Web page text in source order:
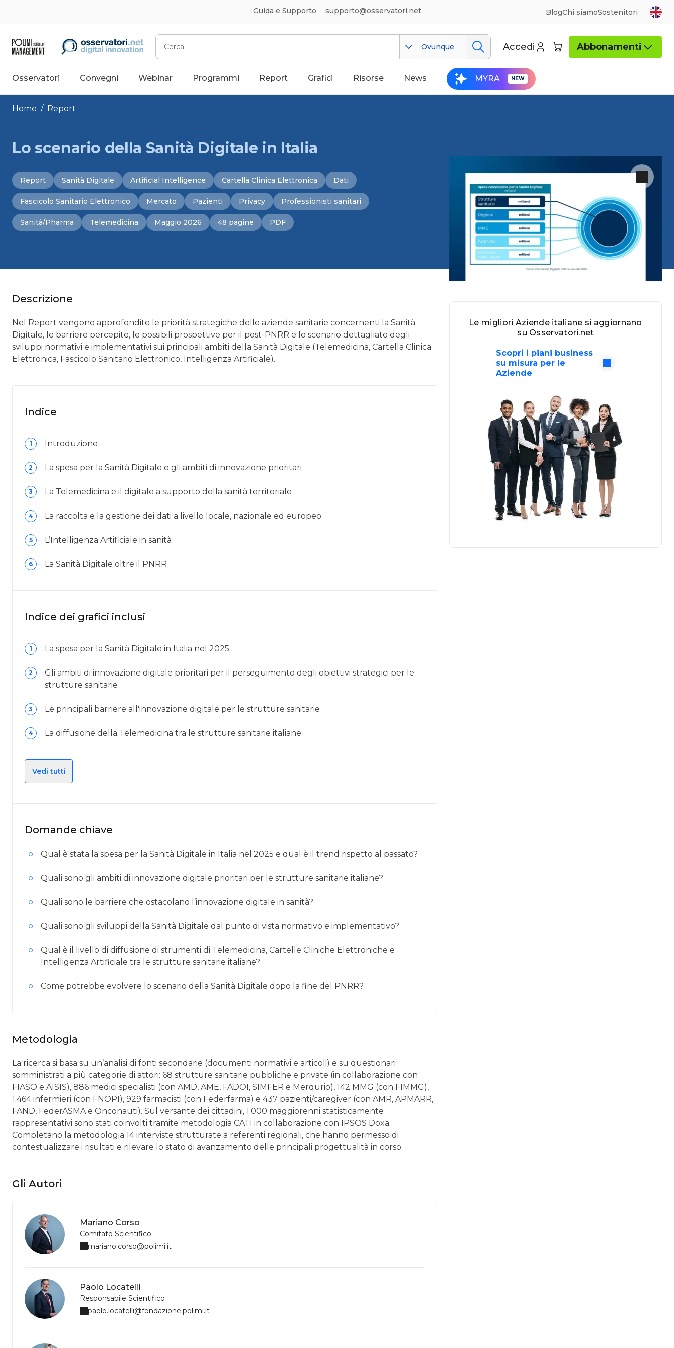
Guida e Supporto supporto@osservatori.net BlogChi siamoSostenitori
Cerca
Ovunque Accedi Abbonamenti
Osservatori Convegni Webinar Programmi Report Grafici Risorse News MYRA
Home / Report
Lo scenario della Sanità Digitale in Italia
Report Sanità Digitale Artificial Intelligence Cartella Clinica Elettronica Dati
Fascicolo Sanitario Elettronico Mercato Pazienti Privacy Professionisti sanitari
Sanità/Pharma Telemedicina Maggio 2026 48 pagine PDF
Descrizione
Nel Report vengono approfondite le priorità strategiche delle aziende sanitarie concernenti la Sanità
Digitale, le barriere percepite, le possibili prospettive per il post-PNRR e lo scenario dettagliato degli
sviluppi normativi e implementativi sui principali ambiti della Sanità Digitale (Telemedicina, Cartella Clinica
Elettronica, Fascicolo Sanitario Elettronico, Intelligenza Artificiale).
Indice
1 Introduzione
2 La spesa per la Sanità Digitale e gli ambiti di innovazione prioritari
3 La Telemedicina e il digitale a supporto della sanità territoriale
4 La raccolta e la gestione dei dati a livello locale, nazionale ed europeo
5 L’Intelligenza Artificiale in sanità
6 La Sanità Digitale oltre il PNRR
Indice dei grafici inclusi
1 La spesa per la Sanità Digitale in Italia nel 2025
2
Gli ambiti di innovazione digitale prioritari per il perseguimento degli obiettivi strategici per le
strutture sanitarie
3 Le principali barriere all'innovazione digitale per le strutture sanitarie
4 La diffusione della Telemedicina tra le strutture sanitarie italiane
Vedi tutti
Domande chiave
Qual è stata la spesa per la Sanità Digitale in Italia nel 2025 e qual è il trend rispetto al passato?
Quali sono gli ambiti di innovazione digitale prioritari per le strutture sanitarie italiane?
Quali sono le barriere che ostacolano l’innovazione digitale in sanità?
Quali sono gli sviluppi della Sanità Digitale dal punto di vista normativo e implementativo?
Qual è il livello di diffusione di strumenti di Telemedicina, Cartelle Cliniche Elettroniche e
Intelligenza Artificiale tra le strutture sanitarie italiane?
Come potrebbe evolvere lo scenario della Sanità Digitale dopo la fine del PNRR?
Metodologia
La ricerca si basa su un’analisi di fonti secondarie (documenti normativi e articoli) e su questionari
somministrati a più categorie di attori: 68 strutture sanitarie pubbliche e private (in collaborazione con
FIASO e AISIS), 886 medici specialisti (con AMD, AME, FADOI, SIMFER e Merqurio), 142 MMG (con FIMMG),
1.464 infermieri (con FNOPI), 929 farmacisti (con Federfarma) e 437 pazienti/caregiver (con AMR, APMARR,
FAND, FederASMA e Onconauti). Sul versante dei cittadini, 1.000 maggiorenni statisticamente
rappresentativi sono stati coinvolti tramite metodologia CATI in collaborazione con IPSOS Doxa.
Completano la metodologia 14 interviste strutturate a referenti regionali, che hanno permesso di
contestualizzare i risultati e rilevare lo stato di avanzamento delle principali progettualità in corso.
Gli Autori
Mariano Corso
Comitato Scientifico
mariano.corso@polimi.it
Paolo Locatelli
Responsabile Scientifico
paolo.locatelli@fondazione.polimi.it
Le migliori Aziende italiane si aggiornano
su Osservatori.net
Scopri i piani business
su misura per le
Aziende